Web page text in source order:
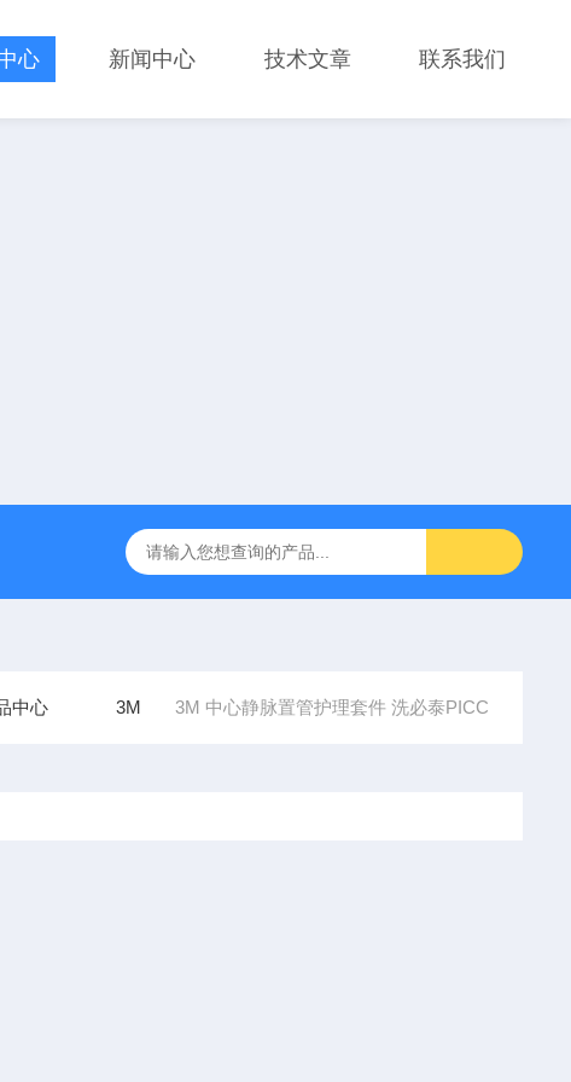
心 新闻中心 技术文章 联系我们
料 5x7.5cm Lumis 150 VPAP STResmed 瑞思迈 呼吸机 双水
中心 3M 3M 中心静脉置管护理套件 洗必泰PICC